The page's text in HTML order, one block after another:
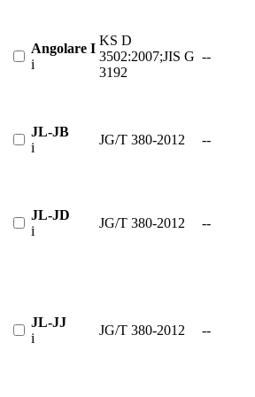
Angolare I
i
KS D
3502:2007;JIS G
3192
--
JL-JB
i
JG/T 380-2012 --
JL-JD
i
JG/T 380-2012 --
JL-JJ
i
JG/T 380-2012 --